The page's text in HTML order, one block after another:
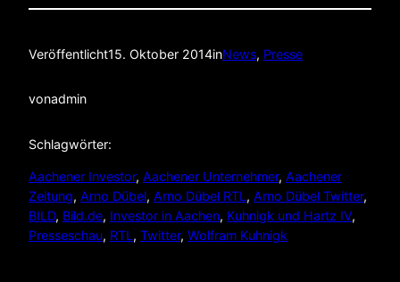
Veröffentlicht15. Oktober 2014inNews, Presse
vonadmin
Schlagwörter:
Aachener Investor, Aachener Unternehmer, Aachener
Zeitung, Arno Dübel, Arno Dübel RTL, Arno Dübel Twitter
BILD, Bild.de, Investor in Aachen, Kuhnigk und Hartz IV
Presseschau, RTL, Twitter, Wolfram Kuhnigk